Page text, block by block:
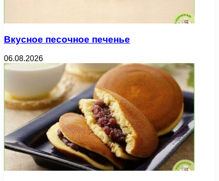
Вкусное песочное печенье
06.08.2026